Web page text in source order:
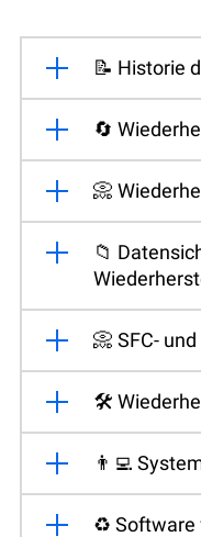
📝 Historie
🔄
📀
📁
📀 SFC-
🛠️
👨‍💻
♻️ Software